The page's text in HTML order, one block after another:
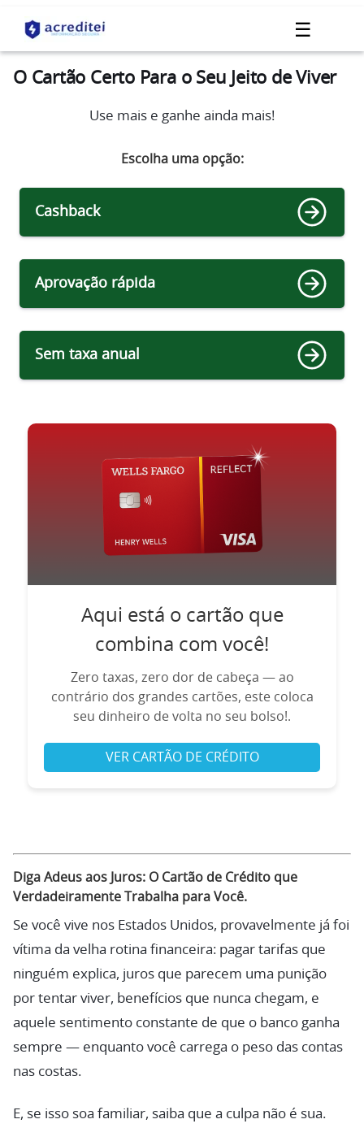
☰
O Cartão Certo Para o Seu Jeito de Viver
Use mais e ganhe ainda mais!
Escolha uma opção:
Cashback
Aprovação rápida
Sem taxa anual
Aqui está o cartão que
combina com você!
Zero taxas, zero dor de cabeça — ao
contrário dos grandes cartões, este coloca
seu dinheiro de volta no seu bolso!.
VER CARTÃO DE CRÉDITO
Diga Adeus aos Juros: O Cartão de Crédito que
Verdadeiramente Trabalha para Você.
Se você vive nos Estados Unidos, provavelmente já foi
vítima da velha rotina financeira: pagar tarifas que
ninguém explica, juros que parecem uma punição
por tentar viver, benefícios que nunca chegam, e
aquele sentimento constante de que o banco ganha
sempre — enquanto você carrega o peso das contas
nas costas.
E, se isso soa familiar, saiba que a culpa não é sua.